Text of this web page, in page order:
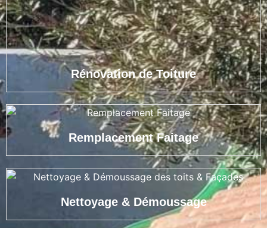
Rénovation de Toiture
Remplacement Faitage
Nettoyage & Démoussage